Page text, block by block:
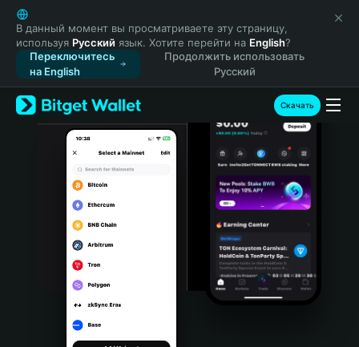
English
日本語
Tiếng Việt
Русский
Español (Latinoamérica)
Türkçe
Italiano
Português (Portugal)
Bahasa Indonesia
Português (Brasil)
В данный момент вы просматриваете эту страницу,
используя Русский язык. Хотите перейти на English?
Переключитесь
на English
Продолжить использовать
Русский
Скачать